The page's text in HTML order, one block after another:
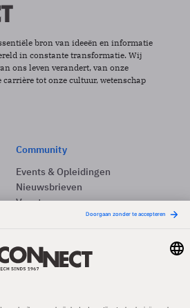
bron van ideeën en informatie
in constante transformatie. Wij
ons leven verandert, van onze
tot onze cultuur, wetenschap
Community
Events & Opleidingen
Nieuwsbrieven
Vacatures